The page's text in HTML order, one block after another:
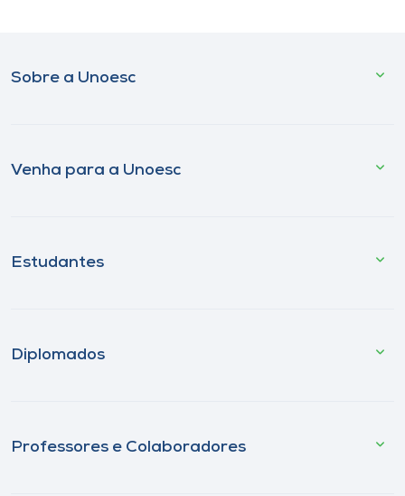
Sobre a Unoesc
Venha para a Unoesc
Estudantes
Diplomados
Professores e Colaboradores